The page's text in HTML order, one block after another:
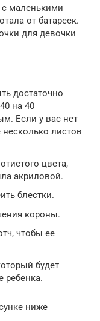
маленькими
от батареек.
для девочки
достаточно
на 40
Если у вас нет
несколько листов
цвета,
акриловой.
блестки.
короны.
чтобы ее
будет
ребенка.
ниже